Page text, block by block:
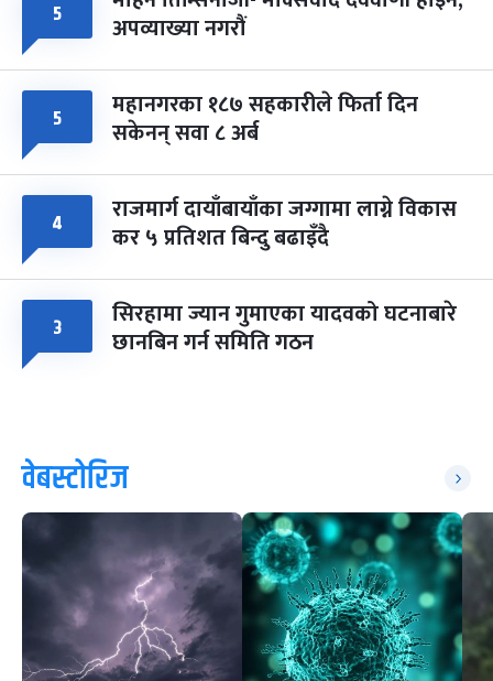
५ अपव्याख्या नगरौं
५ महानगरका १८७ सहकारीले फिर्ता दिन
सकेनन् सवा ८ अर्ब
४ राजमार्ग दायाँबायाँका जग्गामा लाग्ने विकास
कर ५ प्रतिशत बिन्दु बढाइँदै
३ सिरहामा ज्यान गुमाएका यादवको घटनाबारे
छानबिन गर्न समिति गठन
वेबस्टोरिज